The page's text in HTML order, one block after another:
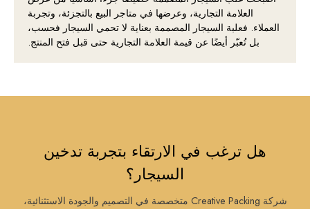
العلامة التجارية، وعرضها في متاجر البيع بالتجزئة، وتجربة
العملاء. فعلبة السيجار المصممة بعناية لا تحمي السيجار فحسب،
بل تُعبّر أيضًا عن قيمة العلامة التجارية حتى قبل فتح المنتج.
هل ترغب في الارتقاء بتجربة تدخين
السيجار؟
شركة Creative Packing متخصصة في التصميم والجودة الاستثنائية،